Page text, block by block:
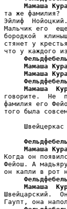
Мамаша
та же фамилия?
Эйлиф
Мальчик его
бородкой
стянет у
что у каждого
Мамаша
Мамаша
Фельдфебель
Мамаша
говорите.  Не
фамилия его
того была
Швейцеркас
Мамаша
Когда он
Фейош. А
он капли в рот
Фельдфебель
Мамаша
Швейцарский.
Гаупт, она